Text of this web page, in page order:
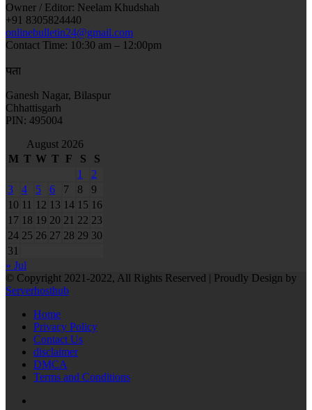
Owner / Editor: Neelam Khudshah
+91 8305824440
onlinebulletin24@gmail.com
Contact Time: 10:30 am – 12:00pm
पता
Ganesh Nagar, Bilaspur
Chhattisgarh
PIN: 495004
August 2026
M T W T F S
S
1
2
3
4 5 6 7 8
9
10 11 12 13 14 15 16
17 18 19 20 21 22 23
24 25 26 27 28 29 30
31
« Jul
© Copyright 2021-2022, All Rights Reserved | Proudly Design by
Serverhosthub
Home
Privacy Policy
Contact Us
disclaimer
DMCA
Terms and Conditions